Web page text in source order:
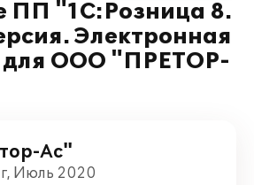
ПП "1С:Розница 8.
Электронная
для ООО "ПРЕТОР-
Ас"
Июль 2020